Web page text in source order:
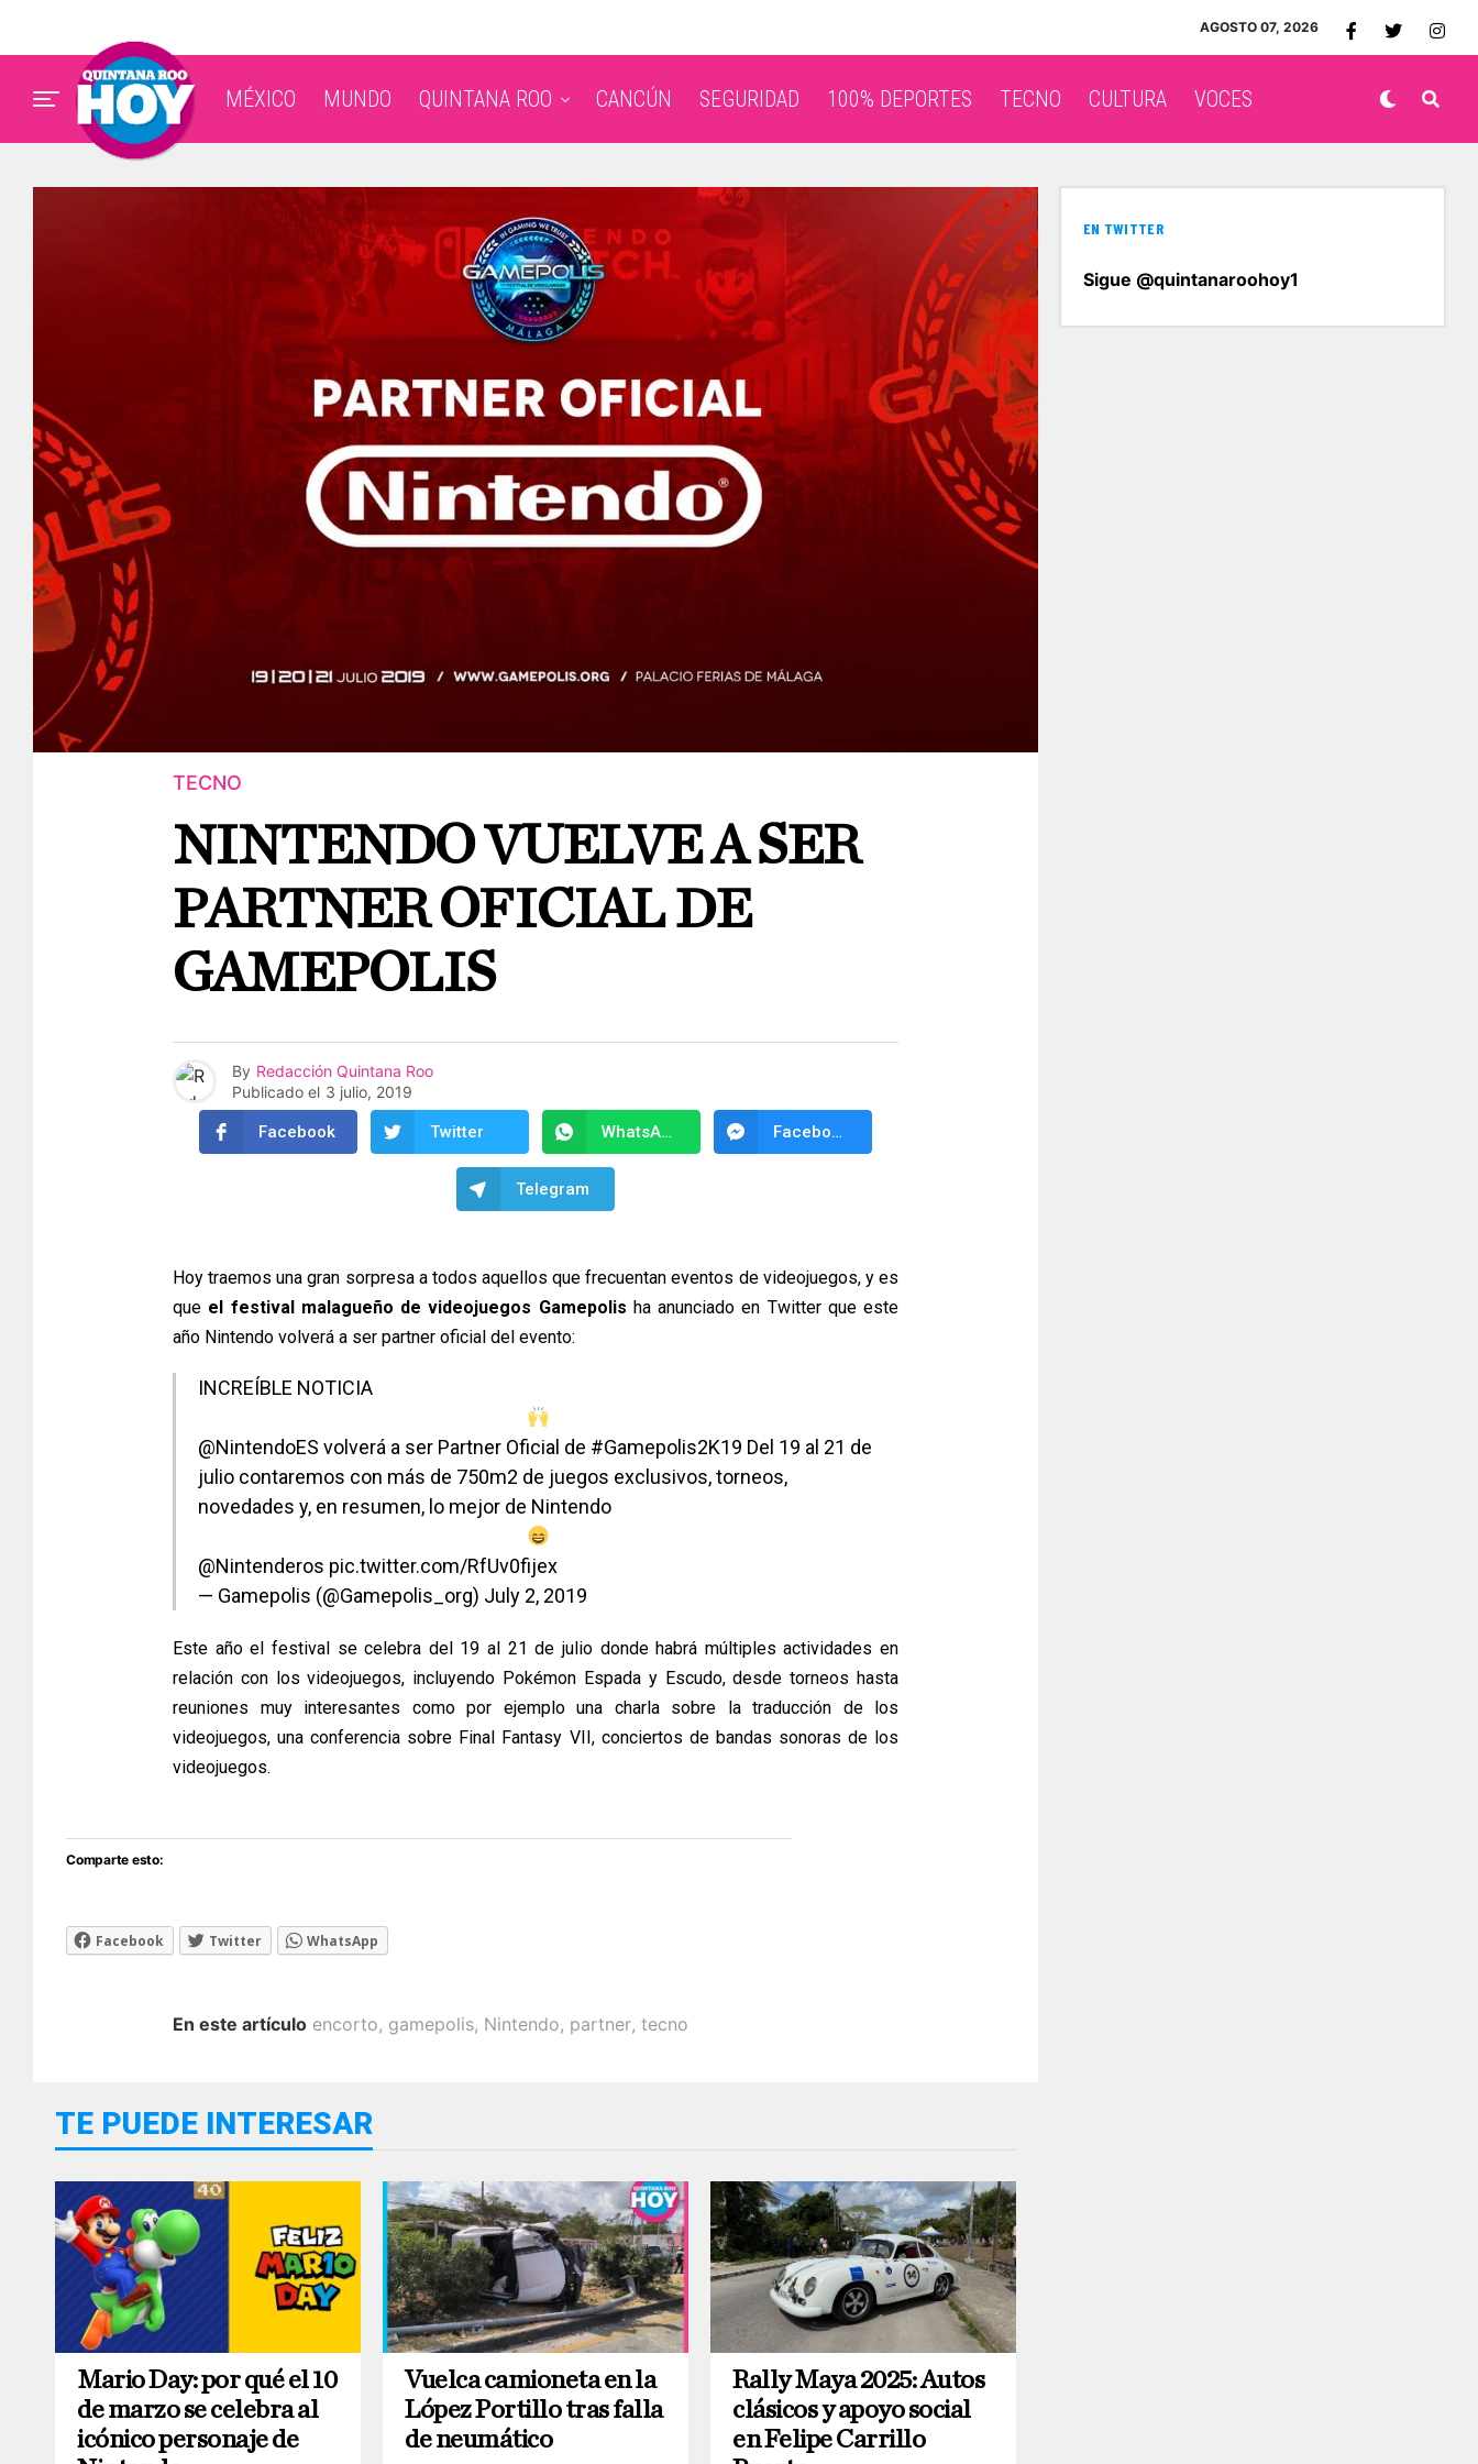
AGOSTO 07, 2026
MÉXICO MUNDO QUINTANA ROO CANCÚN SEGURIDAD 100% DEPORTES TECNO CULTURA VOCES
TECNO
NINTENDO VUELVE A SER
PARTNER OFICIAL DE
GAMEPOLIS
By Redacción Quintana Roo
Publicado el 3 julio, 2019
Facebook Twitter WhatsApp Facebook Messenger
Telegram
Hoy traemos una gran sorpresa a todos aquellos que frecuentan eventos de videojuegos, y es
que el festival malagueño de videojuegos Gamepolis ha anunciado en Twitter que este
año Nintendo volverá a ser partner oficial del evento:
INCREÍBLE NOTICIA
@NintendoES volverá a ser Partner Oficial de #Gamepolis2K19 Del 19 al 21 de
julio contaremos con más de 750m2 de juegos exclusivos, torneos,
novedades y, en resumen, lo mejor de Nintendo
@Nintenderos pic.twitter.com/RfUv0fijex
— Gamepolis (@Gamepolis_org) July 2, 2019
Este año el festival se celebra del 19 al 21 de julio donde habrá múltiples actividades en
relación con los videojuegos, incluyendo Pokémon Espada y Escudo, desde torneos hasta
reuniones muy interesantes como por ejemplo una charla sobre la traducción de los
videojuegos, una conferencia sobre Final Fantasy VII, conciertos de bandas sonoras de los
videojuegos.
Comparte esto:
Facebook Twitter WhatsApp
En este artículo encorto, gamepolis, Nintendo, partner, tecno
TE PUEDE INTERESAR
Mario Day: por qué el 10
de marzo se celebra al
icónico personaje de
Vuelca camioneta en la
López Portillo tras falla
de neumático
Rally Maya 2025: Autos
clásicos y apoyo social
en Felipe Carrillo
EN TWITTER
Sigue @quintanaroohoy1